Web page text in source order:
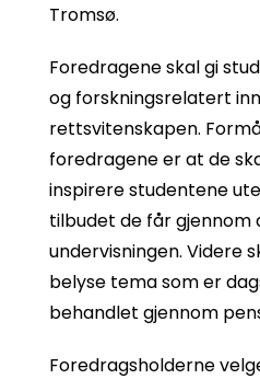
Tromsø.
Foredragene skal gi
og forskningsrelatert
rettsvitenskapen.
foredragene er at de
inspirere studentene
tilbudet de får
undervisningen. Videre
belyse tema som er
behandlet gjennom
Foredragsholderne